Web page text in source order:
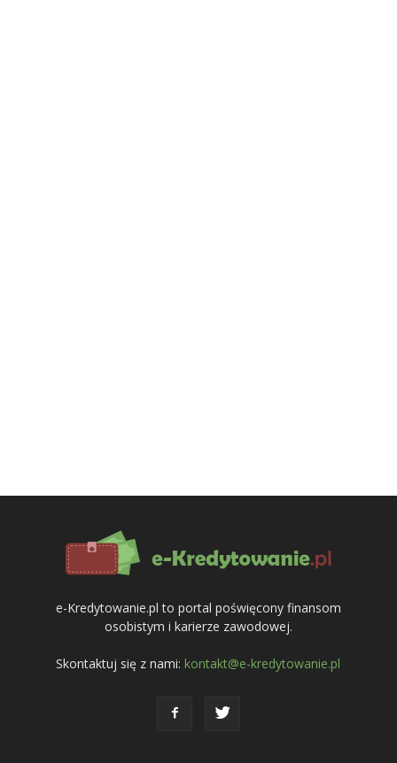
e-Kredytowanie.pl to portal poświęcony finansom
osobistym i karierze zawodowej.
Skontaktuj się z nami: kontakt@e-kredytowanie.pl